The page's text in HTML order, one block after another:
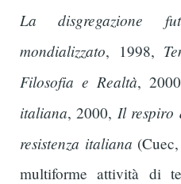
La disgregazione
mondializzato, 1998,
Filosofia e Realtà,
italiana, 2000, Il respiro
resistenza italiana
multiforme attività di